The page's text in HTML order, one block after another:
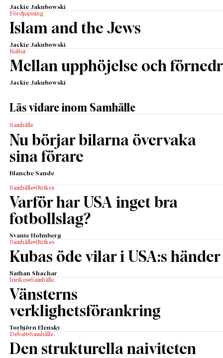
Jackie Jakubowski
Fördjupning
Islam and the Jews
Jackie Jakubowski
Kultur
Mellan upphöjelse och
Jackie Jakubowski
Läs vidare inom Samhälle
Samhälle
Nu börjar bilarna övervaka
sina förare
Blanche Sande
Samhälle Utrikes
Varför har USA inget bra
fotbollslag?
Svante Holmberg
Samhälle Utrikes
Kubas öde vilar i USA:s händer
Nathan Shachar
Inrikes Samhälle
Vänsterns
verklighetsförankring
Torbjörn Elensky
Debatt Samhälle
Den strukturella naiviteten